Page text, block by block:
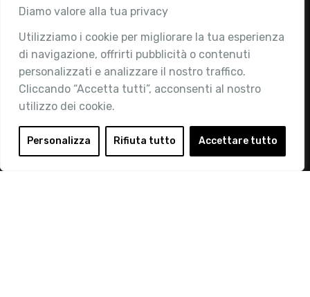
Diamo valore alla tua privacy
Utilizziamo i cookie per migliorare la tua esperienza
di navigazione, offrirti pubblicità o contenuti
personalizzati e analizzare il nostro traffico.
Cliccando “Accetta tutti”, acconsenti al nostro
utilizzo dei cookie.
Personalizza Rifiuta tutto Accettare tutto
Associazione
Chi siamo
Attività
Contatti
Area Riservata
Login
Diventa Socio